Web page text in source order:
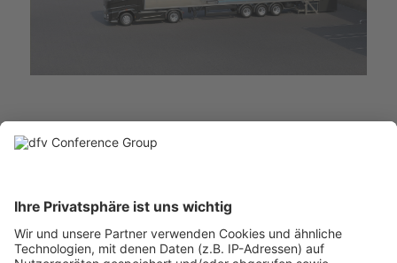
24./25. November 2026
Rheingoldhalle